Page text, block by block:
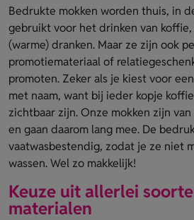
Bedrukte mokken worden thuis, in
gebruikt voor het drinken van
(warme) dranken. Maar ze zijn ook
promotiemateriaal of
promoten. Zeker als je kiest voor
met naam, want bij ieder kopje
zichtbaar zijn. Onze mokken zijn
en gaan daarom lang mee. De
vaatwasbestendig, zodat je ze niet
wassen. Wel zo makkelijk!
Keuze uit allerlei
materialen